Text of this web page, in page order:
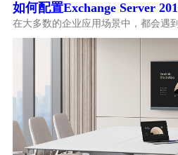
如何配置Exchange Server
在大多数的企业应用场景中，都会遇